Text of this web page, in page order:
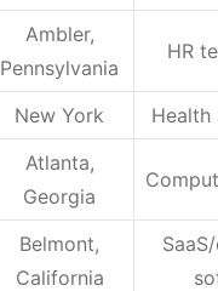
Ambler,
Pennsylvania
HR
New York Health
Atlanta,
Georgia
Belmont,
California